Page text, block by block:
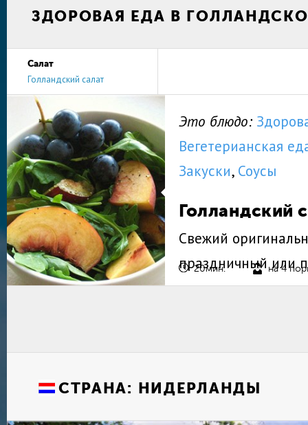
ЗДОРОВАЯ ЕДА В
Салат
Голландский салат
Это блюдо:
Вегетерианская
Закуски, Соусы
Голландский
Свежий
праздничный или
20мин. на 4
СТРАНА: НИДЕРЛАНДЫ